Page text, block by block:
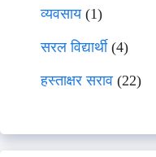
व्यवसाय(1)
सरल विद्यार्थी(4)
हस्ताक्षर सराव (22)